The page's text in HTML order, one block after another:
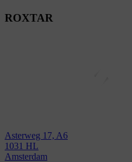
ROXTAR
Asterweg 17, A6
1031 HL
Amsterdam